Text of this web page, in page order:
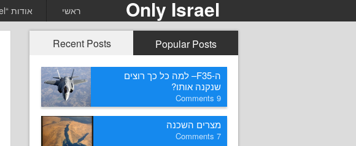
ראשי אודות “Only Israel” Only Israel
Popular Posts
Recent Posts
ה-F35– למה כל כך רוצים
שנקנה אותו?
9
מצרים השכנה
7